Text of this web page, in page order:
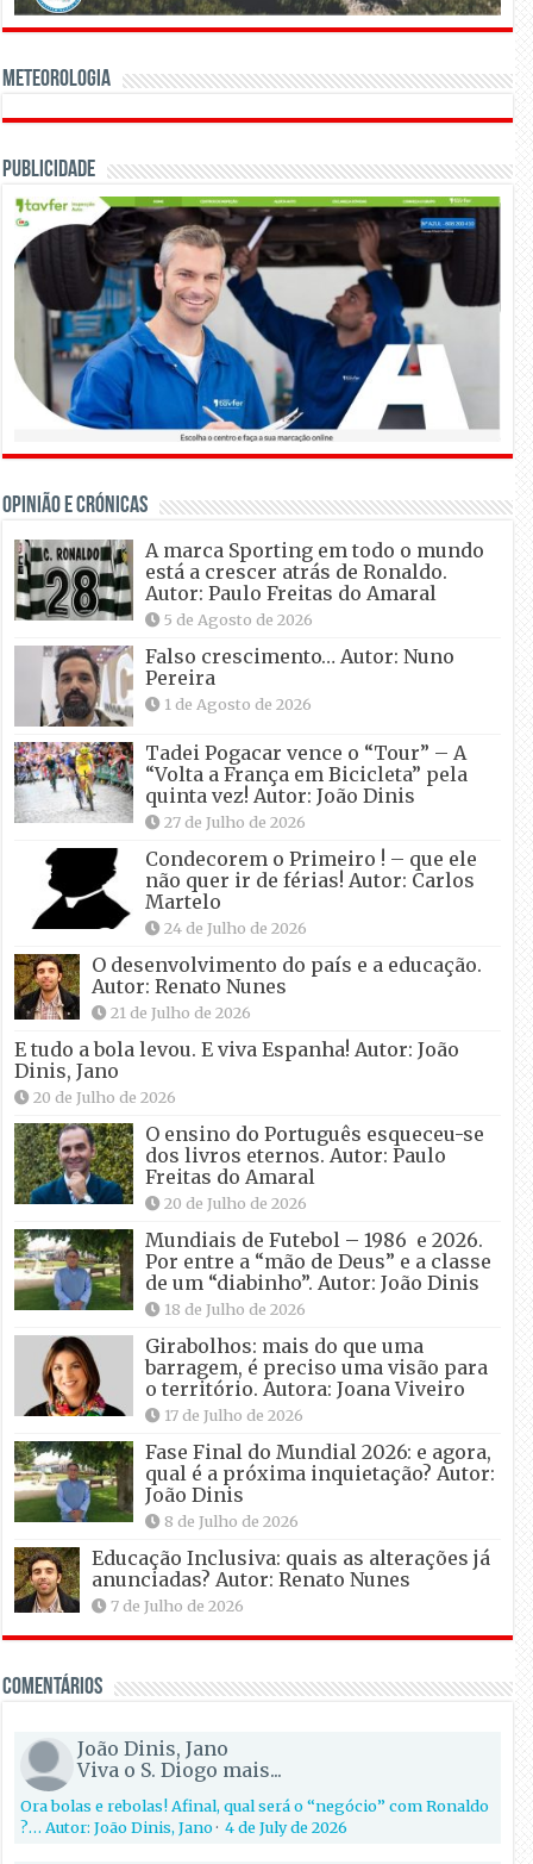
Meteorologia
Publicidade
OPINIÃO E CRÓNICAS
A marca Sporting em todo o mundo
está a crescer atrás de Ronaldo.
Autor: Paulo Freitas do Amaral
5 de Agosto de 2026
Falso crescimento… Autor: Nuno
Pereira
1 de Agosto de 2026
Tadei Pogacar vence o “Tour” – A
“Volta a França em Bicicleta” pela
quinta vez! Autor: João Dinis
27 de Julho de 2026
Condecorem o Primeiro ! – que ele
não quer ir de férias! Autor: Carlos
Martelo
24 de Julho de 2026
O desenvolvimento do país e a educação.
Autor: Renato Nunes
21 de Julho de 2026
E tudo a bola levou. E viva Espanha! Autor: João
Dinis, Jano
20 de Julho de 2026
O ensino do Português esqueceu-se
dos livros eternos. Autor: Paulo
Freitas do Amaral
20 de Julho de 2026
Mundiais de Futebol – 1986 e 2026.
Por entre a “mão de Deus” e a classe
de um “diabinho”. Autor: João Dinis
18 de Julho de 2026
Girabolhos: mais do que uma
barragem, é preciso uma visão para
o território. Autora: Joana Viveiro
17 de Julho de 2026
Fase Final do Mundial 2026: e agora,
qual é a próxima inquietação? Autor:
João Dinis
8 de Julho de 2026
Educação Inclusiva: quais as alterações já
anunciadas? Autor: Renato Nunes
7 de Julho de 2026
Comentários
João Dinis, Jano
Viva o S. Diogo mais...
Ora bolas e rebolas! Afinal, qual será o “negócio” com Ronaldo
?… Autor: João Dinis, Jano·4 de July de 2026